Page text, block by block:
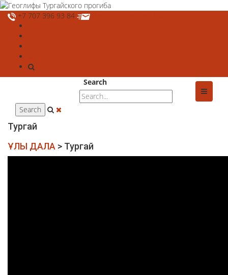
+7 707 396 93 84
Search
Тургай
ҰЛЫ ДАЛА > Тургай